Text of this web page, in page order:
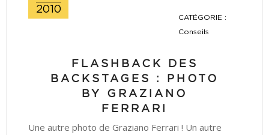
2010
CATÉGORIE :
Conseils
FLASHBACK DES
BACKSTAGES : PHOTO
BY GRAZIANO
FERRARI
Une autre photo de Graziano Ferrari ! Un autre